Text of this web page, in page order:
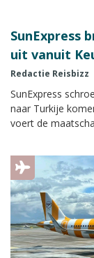
SunExpress
uit vanuit
Redactie Reisbizz
SunExpress
naar Turkije
voert de